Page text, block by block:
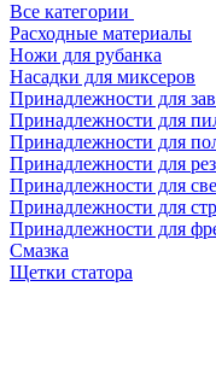
Все категории
Расходные материалы
Ножи для рубанка
Насадки для миксеров
Принадлежности для
Принадлежности для
Принадлежности для
Принадлежности для
Принадлежности для
Принадлежности для
Принадлежности для
Смазка
Щетки статора